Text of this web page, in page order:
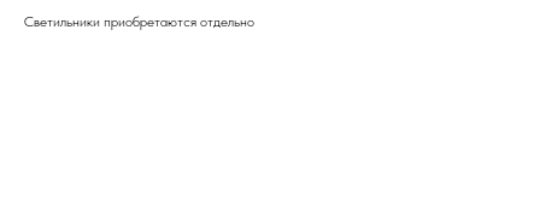
Светильники приобретаются отдельно